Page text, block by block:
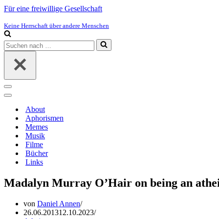
Für eine freiwillige Gesellschaft
Keine Herrschaft über andere Menschen
Suchen
nach …
Navigations-
Menü
Navigations-
About
Aphorismen
Memes
Musik
Filme
Bücher
Links
Madalyn Murray O’Hair on being an
von Daniel Annen
26.06.201312.10.2023